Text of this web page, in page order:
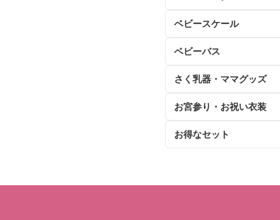
ベビースケール
ベビーバス
さく乳器・ママグッズ
お宮参り・お祝い衣装
お得なセット